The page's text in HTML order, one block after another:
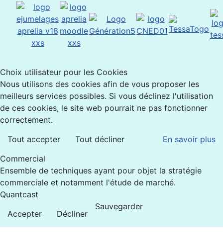
Choix utilisateur pour les Cookies
Nous utilisons des cookies afin de vous proposer les
meilleurs services possibles. Si vous déclinez l'utilisation
de ces cookies, le site web pourrait ne pas fonctionner
correctement.
Tout accepter
Tout décliner
En savoir plus
Commercial
Ensemble de techniques ayant pour objet la stratégie
commerciale et notamment l'étude de marché.
Quantcast
Accepter
Décliner
Sauvegarder